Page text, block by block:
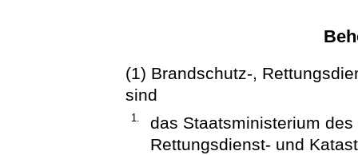
(1) Brandschutz-,
sind
1.
das Staatsministerium
Rettungsdienst- und